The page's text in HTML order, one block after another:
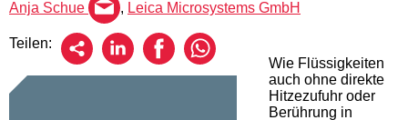
Anja Schue , Leica Microsystems GmbH
Teilen:
Wie Flüssigkeiten
auch ohne direkte
Hitzezufuhr oder
Berührung in